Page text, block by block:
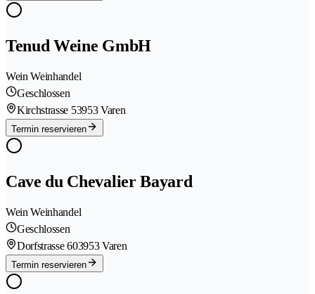
Tenud Weine GmbH
Wein Weinhandel
Geschlossen
Kirchstrasse 53953 Varen
Termin reservieren
Cave du Chevalier Bayard
Wein Weinhandel
Geschlossen
Dorfstrasse 603953 Varen
Termin reservieren